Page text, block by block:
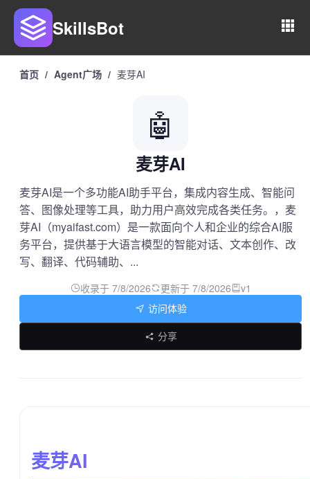
SkillsBot
首页 / Agent广场 / 麦芽AI
🤖
麦芽AI
麦芽AI是一个多功能AI助手平台，集成内容生成、智能问
答、图像处理等工具，助力用户高效完成各类任务。，麦
芽AI（myaifast.com）是一款面向个人和企业的综合AI服
务平台，提供基于大语言模型的智能对话、文本创作、改
写、翻译、代码辅助、...
收录于 7/8/2026 更新于 7/8/2026 v1
访问体验
分享
麦芽AI